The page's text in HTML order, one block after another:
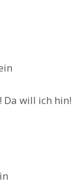
Da will ich hin!